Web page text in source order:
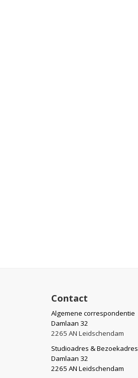
Contact
Algemene correspondentie
Damlaan 32
2265 AN Leidschendam
Studioadres & Bezoekadres
Damlaan 32
2265 AN Leidschendam